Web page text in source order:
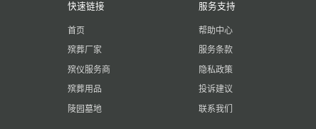
快速链接
首页
殡葬厂家
殡仪服务商
殡葬用品
陵园墓地
服务支持
帮助中心
服务条款
隐私政策
投诉建议
联系我们